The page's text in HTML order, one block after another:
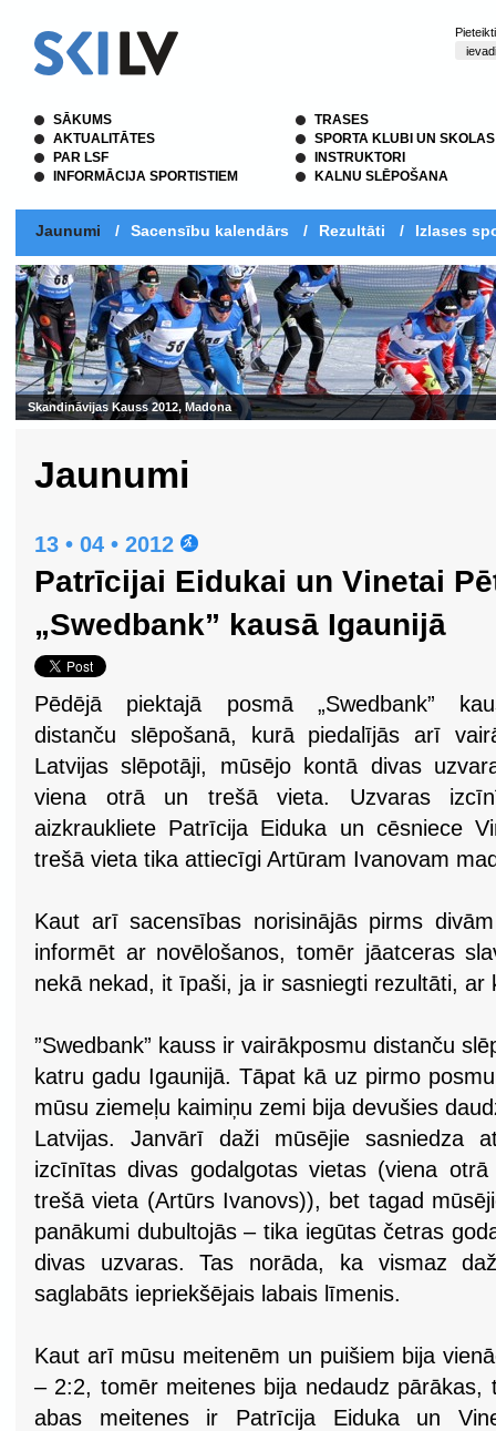
SĀKUMS
AKTUALITĀTES
PAR LSF
INFORMĀCIJA SPORTISTIEM
TRASES
SPORTA KLUBI UN SKOLAS
INSTRUKTORI
KALNU SLĒPOŠANA
Jaunumi / Sacensību kalendārs / Rezultāti / Izlases
Skandināvijas Kauss 2012, Madona
Jaunumi
13 • 04 • 2012
Patrīcijai Eidukai un Vinetai
„Swedbank” kausā Igaunijā
Pēdējā piektajā posmā „Swedbank”
distanču slēpošanā, kurā piedalījās arī
Latvijas slēpotāji, mūsējo kontā divas
viena otrā un trešā vieta. Uzvaras
aizkraukliete Patrīcija Eiduka un cēsniece
trešā vieta tika attiecīgi Artūram Ivanovam
Kaut arī sacensības norisinājās pirms
informēt ar novēlošanos, tomēr jāatceras
nekā nekad, it īpaši, ja ir sasniegti rezultāti, ar
”Swedbank” kauss ir vairākposmu distanču
katru gadu Igaunijā. Tāpat kā uz pirmo
mūsu ziemeļu kaimiņu zemi bija devušies
Latvijas. Janvārī daži mūsējie sasniedza
izcīnītas divas godalgotas vietas (viena
trešā vieta (Artūrs Ivanovs)), bet tagad
panākumi dubultojās – tika iegūtas četras
divas uzvaras. Tas norāda, ka vismaz
saglabāts iepriekšējais labais līmenis.
Kaut arī mūsu meitenēm un puišiem bija
– 2:2, tomēr meitenes bija nedaudz
abas meitenes ir Patrīcija Eiduka un